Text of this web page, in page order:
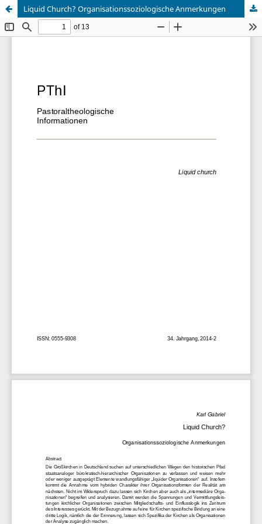
Liquid Church? Organisationssoziologische Anmerkungen